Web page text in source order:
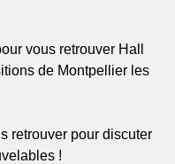
vous retrouver Hall
de Montpellier les
retrouver pour discuter
!